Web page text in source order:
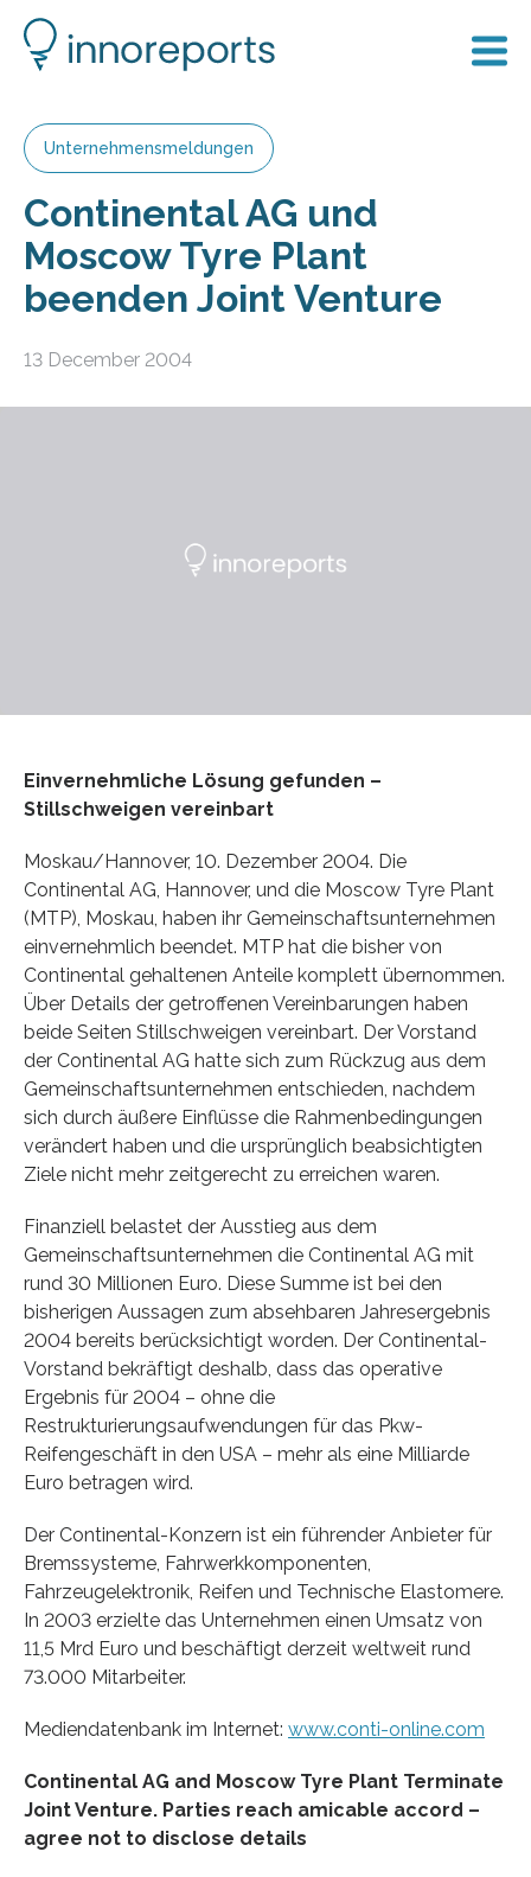
Unternehmensmeldungen
Continental AG und
Moscow Tyre Plant
beenden Joint Venture
13 December 2004
Einvernehmliche Lösung gefunden –
Stillschweigen vereinbart
Moskau/Hannover, 10. Dezember 2004. Die
Continental AG, Hannover, und die Moscow Tyre Plant
(MTP), Moskau, haben ihr Gemeinschaftsunternehmen
einvernehmlich beendet. MTP hat die bisher von
Continental gehaltenen Anteile komplett übernommen.
Über Details der getroffenen Vereinbarungen haben
beide Seiten Stillschweigen vereinbart. Der Vorstand
der Continental AG hatte sich zum Rückzug aus dem
Gemeinschaftsunternehmen entschieden, nachdem
sich durch äußere Einflüsse die Rahmenbedingungen
verändert haben und die ursprünglich beabsichtigten
Ziele nicht mehr zeitgerecht zu erreichen waren.
Finanziell belastet der Ausstieg aus dem
Gemeinschaftsunternehmen die Continental AG mit
rund 30 Millionen Euro. Diese Summe ist bei den
bisherigen Aussagen zum absehbaren Jahresergebnis
2004 bereits berücksichtigt worden. Der Continental-
Vorstand bekräftigt deshalb, dass das operative
Ergebnis für 2004 – ohne die
Restrukturierungsaufwendungen für das Pkw-
Reifengeschäft in den USA – mehr als eine Milliarde
Euro betragen wird.
Der Continental-Konzern ist ein führender Anbieter für
Bremssysteme, Fahrwerkkomponenten,
Fahrzeugelektronik, Reifen und Technische Elastomere.
In 2003 erzielte das Unternehmen einen Umsatz von
11,5 Mrd Euro und beschäftigt derzeit weltweit rund
73.000 Mitarbeiter.
Mediendatenbank im Internet: www.conti-online.com
Continental AG and Moscow Tyre Plant Terminate
Joint Venture. Parties reach amicable accord –
agree not to disclose details